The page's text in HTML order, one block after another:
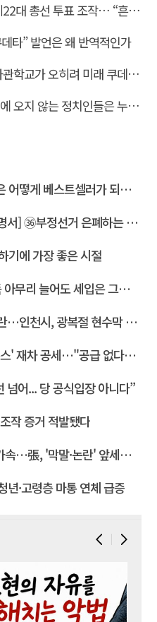
[박다니엘 칼럼] 폭로된 제22대 총선 투표 조작… “흔들리는 가짜 국회의원들”
타” 발언은 왜 반역적인가
[박필규 안보칼럼] 통합 사관학교가 오히려 미래 쿠데타의 통로가 되는 이유
[조양건 칼럼] 올림픽공원에 오지 않는 정치인들은 누구인가
게 베스트셀러가 되는가?
폐하는 윤상현 의원은 즉각 사퇴하라!
기에 가장 좋은 시절
리 늘어도 세입은 그대로"
천시, 광복절 현수막 철거
차 공세…"공급 없다는 자백"
넘어... 당 공식입장 아니다”
작 증거 적발됐다
, '막말·논란' 앞세워 역공
·고령층 마통 연체 급증